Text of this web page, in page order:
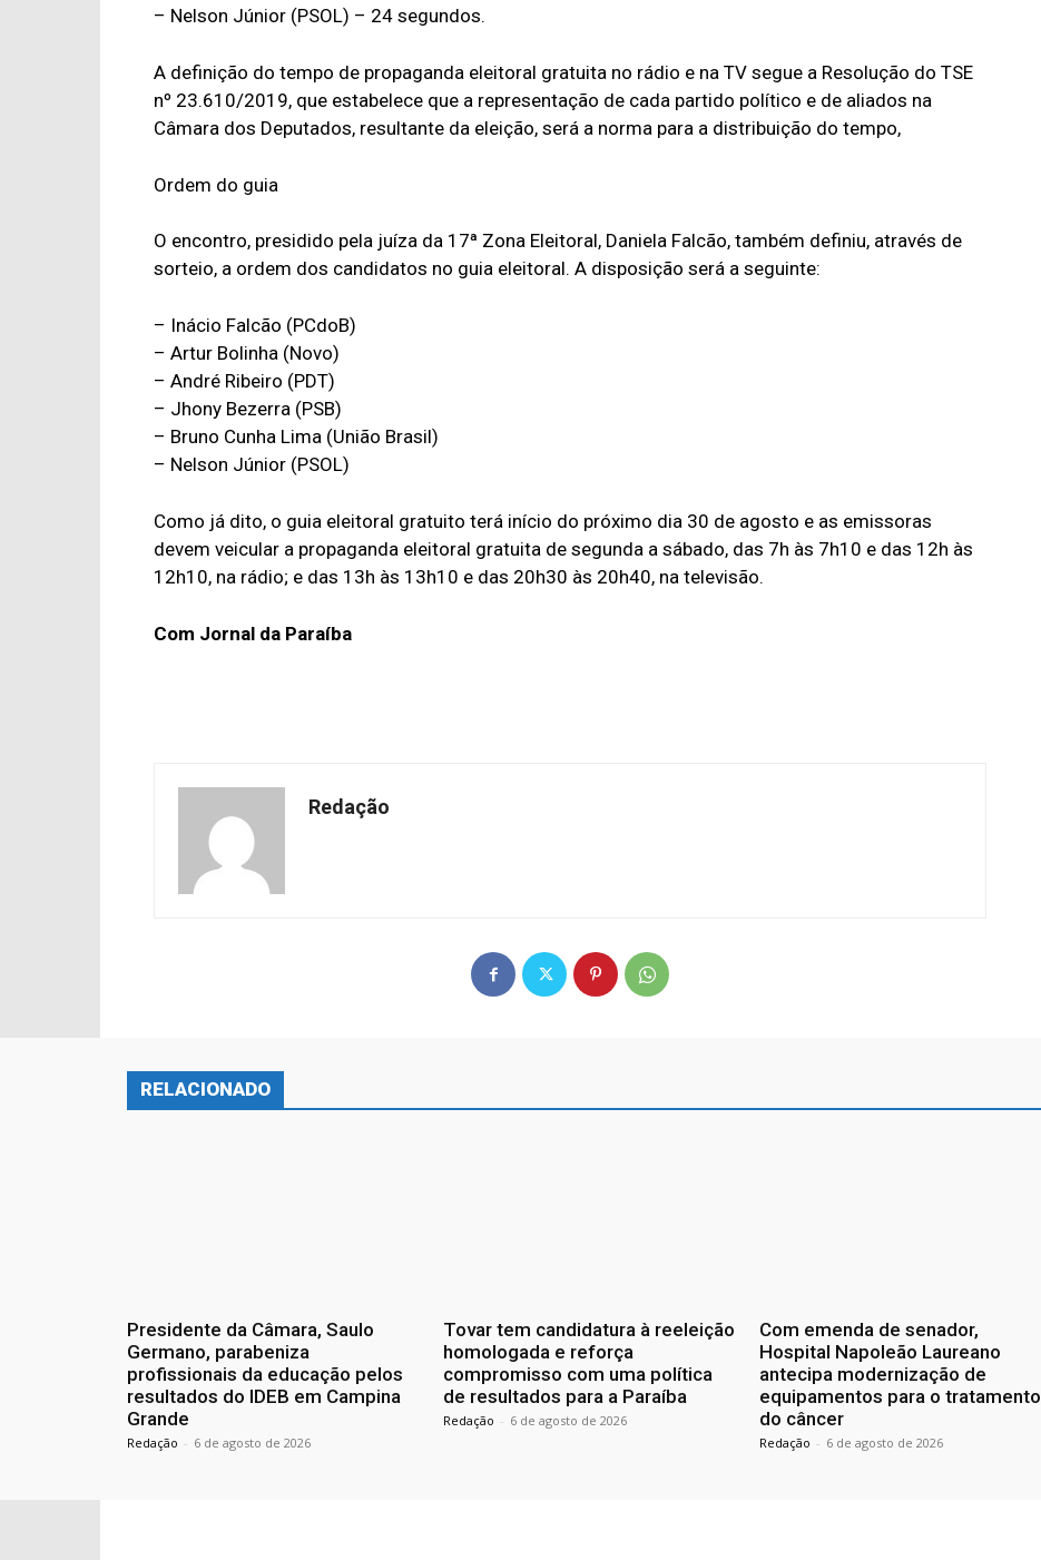
– Nelson Júnior (PSOL) – 24 segundos.
A definição do tempo de propaganda eleitoral gratuita no rádio e na TV segue a Resolução do TSE
nº 23.610/2019, que estabelece que a representação de cada partido político e de aliados na
Câmara dos Deputados, resultante da eleição, será a norma para a distribuição do tempo,
Ordem do guia
O encontro, presidido pela juíza da 17ª Zona Eleitoral, Daniela Falcão, também definiu, através de
sorteio, a ordem dos candidatos no guia eleitoral. A disposição será a seguinte:
– Inácio Falcão (PCdoB)
– Artur Bolinha (Novo)
– André Ribeiro (PDT)
– Jhony Bezerra (PSB)
– Bruno Cunha Lima (União Brasil)
– Nelson Júnior (PSOL)
Como já dito, o guia eleitoral gratuito terá início do próximo dia 30 de agosto e as emissoras
devem veicular a propaganda eleitoral gratuita de segunda a sábado, das 7h às 7h10 e das 12h às
12h10, na rádio; e das 13h às 13h10 e das 20h30 às 20h40, na televisão.
Com Jornal da Paraíba
Redação
RELACIONADO
Presidente da Câmara, Saulo
Germano, parabeniza
profissionais da educação pelos
resultados do IDEB em Campina
Grande
Redação - 6 de agosto de 2026
Tovar tem candidatura à reeleição
homologada e reforça
compromisso com uma política
de resultados para a Paraíba
Redação - 6 de agosto de 2026
Com emenda de senador,
Hospital Napoleão Laureano
antecipa modernização de
equipamentos para o tratamento
do câncer
Redação - 6 de agosto de 2026